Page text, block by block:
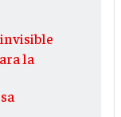
la